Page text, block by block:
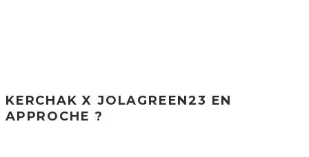
KERCHAK X JOLAGREEN23 EN
APPROCHE ?